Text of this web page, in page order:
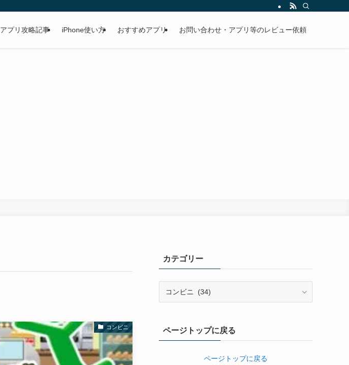
アプリ攻略記事 iPhone使い方 おすすめアプリ お問い合わせ・アプリ等のレビュー依頼
コンビニ
カテゴリー
ーページトップに戻る
ページトップに戻る